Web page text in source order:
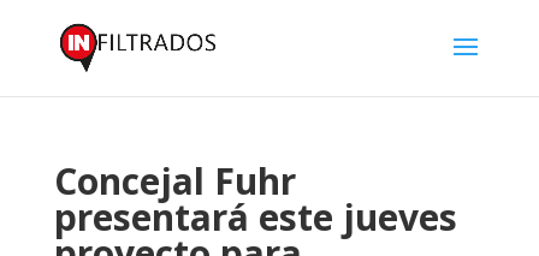
Concejal Fuhr
presentará este jueves